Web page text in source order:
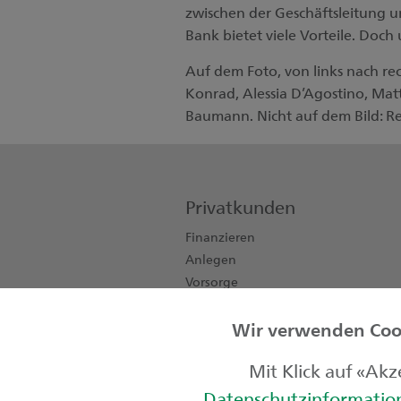
zwischen der Geschäftsleitung
Bank bietet viele Vorteile.
Auf dem Foto, von links nach
Konrad, Alessia D’Agostino,
Baumann. Nicht auf dem Bild:
Privatkunden
Finanzieren
Anlegen
Vorsorge
Private Banking
Wir verwenden
Mit Klick auf